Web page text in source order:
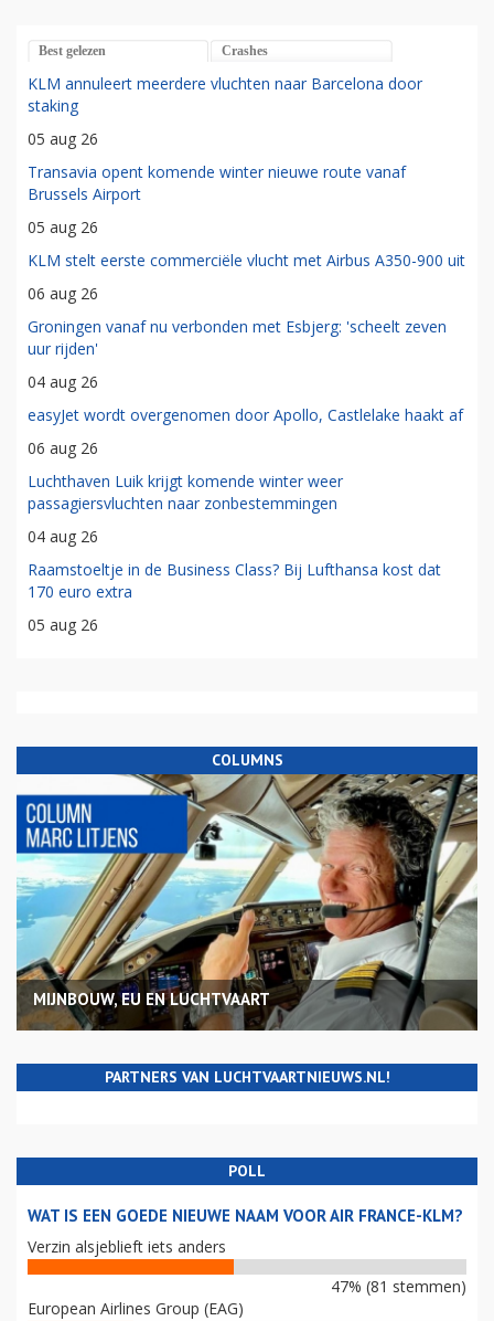
Best gelezen Crashes
KLM annuleert meerdere vluchten naar Barcelona door
staking
05 aug 26
Transavia opent komende winter nieuwe route vanaf
Brussels Airport
05 aug 26
KLM stelt eerste commerciële vlucht met Airbus A350-900 uit
06 aug 26
Groningen vanaf nu verbonden met Esbjerg: 'scheelt zeven
uur rijden'
04 aug 26
easyJet wordt overgenomen door Apollo, Castlelake haakt af
06 aug 26
Luchthaven Luik krijgt komende winter weer
passagiersvluchten naar zonbestemmingen
04 aug 26
Raamstoeltje in de Business Class? Bij Lufthansa kost dat
170 euro extra
05 aug 26
COLUMNS
MIJNBOUW, EU EN LUCHTVAART
PARTNERS VAN LUCHTVAARTNIEUWS.NL!
POLL
WAT IS EEN GOEDE NIEUWE NAAM VOOR AIR FRANCE-KLM?
Verzin alsjeblieft iets anders
47% (81 stemmen)
European Airlines Group (EAG)